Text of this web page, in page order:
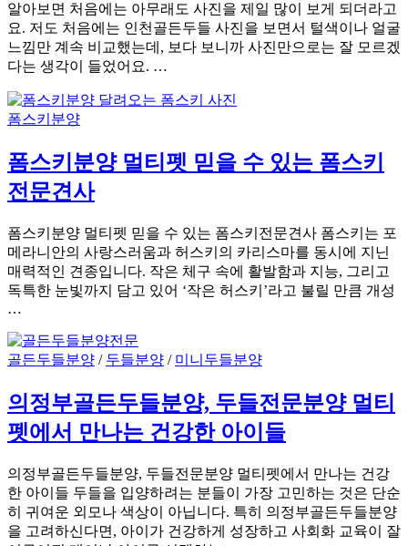
알아보면 처음에는 아무래도 사진을 제일 많이 보게 되더라고
요. 저도 처음에는 인천골든두들 사진을 보면서 털색이나 얼굴
느낌만 계속 비교했는데, 보다 보니까 사진만으로는 잘 모르겠
다는 생각이 들었어요. …
폼스키분양
폼스키분양 멀티펫 믿을 수 있는 폼스키
전문견사
폼스키분양 멀티펫 믿을 수 있는 폼스키전문견사 폼스키는 포
메라니안의 사랑스러움과 허스키의 카리스마를 동시에 지닌
매력적인 견종입니다. 작은 체구 속에 활발함과 지능, 그리고
독특한 눈빛까지 담고 있어 ‘작은 허스키’라고 불릴 만큼 개성
…
골든두들분양 / 두들분양 / 미니두들분양
의정부골든두들분양, 두들전문분양 멀티
펫에서 만나는 건강한 아이들
의정부골든두들분양, 두들전문분양 멀티펫에서 만나는 건강
한 아이들 두들을 입양하려는 분들이 가장 고민하는 것은 단순
히 귀여운 외모나 색상이 아닙니다. 특히 의정부골든두들분양
을 고려하신다면, 아이가 건강하게 성장하고 사회화 교육이 잘